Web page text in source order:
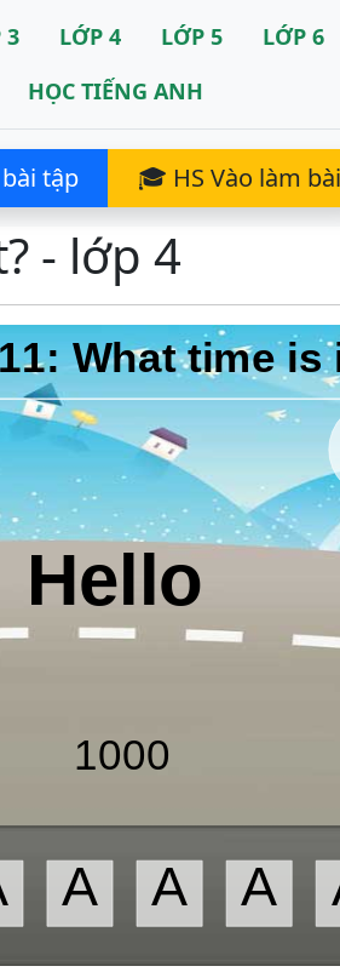
3 LỚP 4 LỚP 5 LỚP 6
HỌC TIẾNG ANH
bài tập 🎓 HS Vào làm bài
- lớp 4